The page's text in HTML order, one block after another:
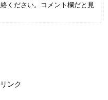
ください。コメント欄だと見
ンク